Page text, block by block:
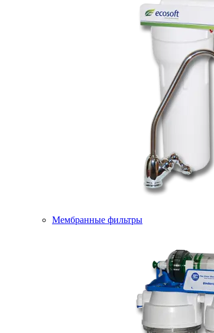
Мембранные фильтры